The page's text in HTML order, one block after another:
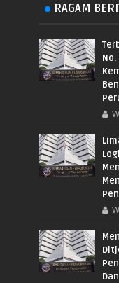
RAGAM